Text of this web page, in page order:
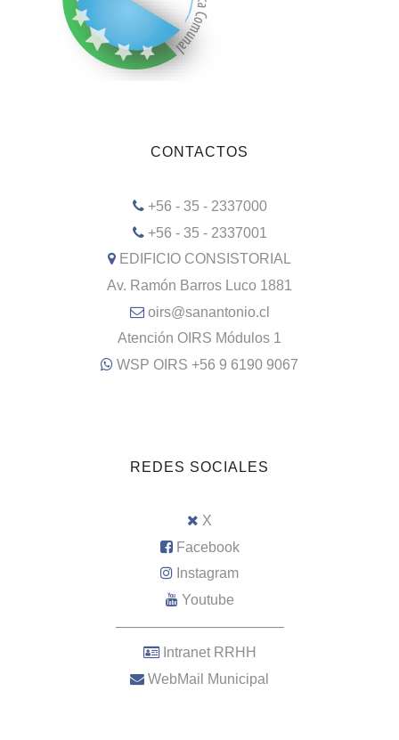
CONTACTOS
+56 - 35 - 2337000
+56 - 35 - 2337001
EDIFICIO CONSISTORIAL
Av. Ramón Barros Luco 1881
oirs@sanantonio.cl
Atención OIRS Módulos 1
WSP OIRS +56 9 6190 9067
REDES SOCIALES
X
Facebook
Instagram
Youtube
–––––––––––––––––––––
Intranet RRHH
WebMail Municipal